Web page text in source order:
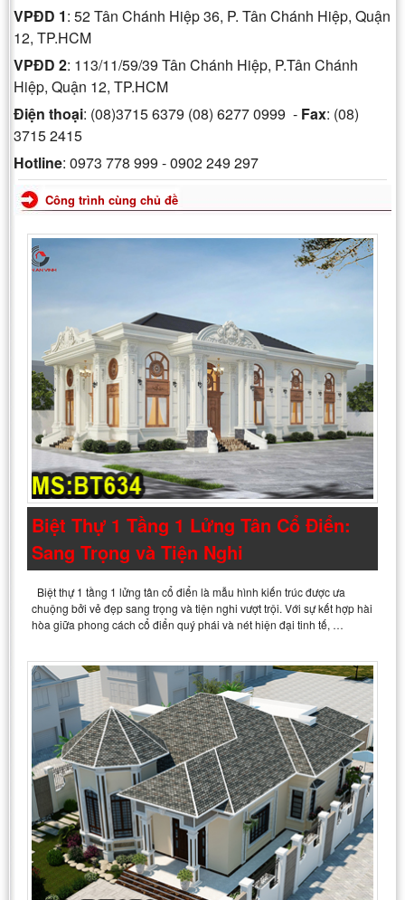
VPĐD 1: 52 Tân Chánh Hiệp 36, P. Tân Chánh Hiệp, Quận
12, TP.HCM
VPĐD 2: 113/11/59/39 Tân Chánh Hiệp, P.Tân Chánh
Hiệp, Quận 12, TP.HCM
Điện thoại: (08)3715 6379 (08) 6277 0999 - Fax: (08)
3715 2415
Hotline: 0973 778 999 - 0902 249 297
Công trình cùng chủ đề
Biệt Thự 1 Tầng 1 Lửng Tân Cổ Điển:
Sang Trọng và Tiện Nghi
Biệt thự 1 tầng 1 lửng tân cổ điển là mẫu hình kiến trúc được ưa
chuộng bởi vẻ đẹp sang trọng và tiện nghi vượt trội. Với sự kết hợp hài
hòa giữa phong cách cổ điển quý phái và nét hiện đại tinh tế, …